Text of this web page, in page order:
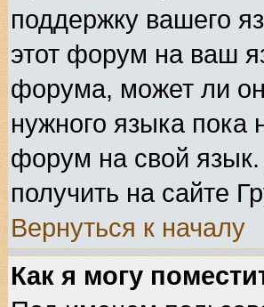
поддержку вашего
этот форум на ваш
форума, может ли
нужного языка пока
форум на свой
получить на сайте
Вернуться к началу
Как я могу